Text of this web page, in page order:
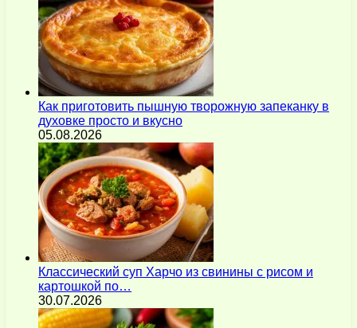
Как приготовить пышную творожную запеканку в
духовке просто и вкусно
05.08.2026
Классический суп Харчо из свинины с рисом и
картошкой по…
30.07.2026